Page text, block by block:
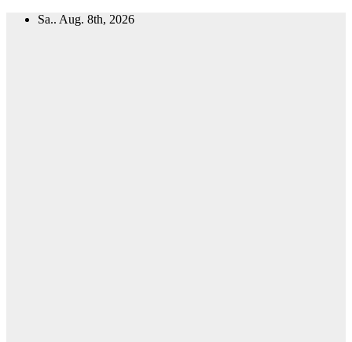
Zum
Sa.. Aug. 8th, 2026